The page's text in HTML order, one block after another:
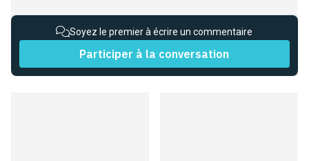
Soyez le premier à écrire un commentaire
Participer à la conversation